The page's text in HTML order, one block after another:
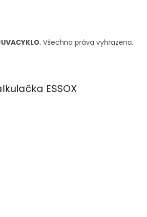
. Všechna práva vyhrazena.
ESSOX